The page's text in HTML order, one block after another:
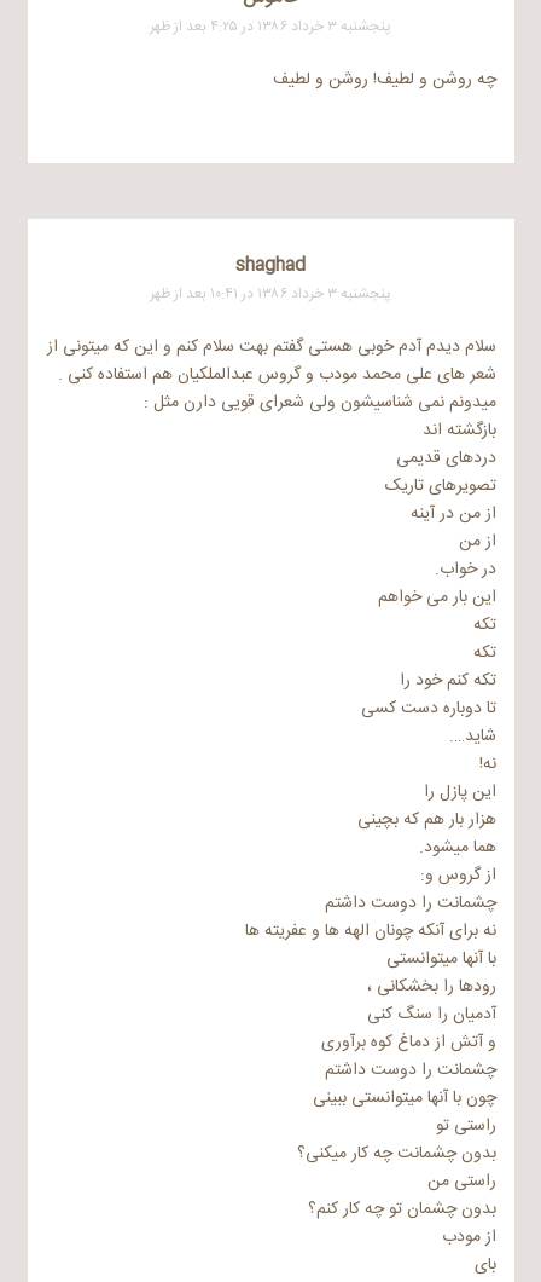
پنجشنبه ۳ خرداد ۱۳۸۶ در ۴:۲۵ بعد از ظهر
چه روشن و لطیف! روشن و لطیف
shaghad
پنجشنبه ۳ خرداد ۱۳۸۶ در ۱۰:۴۱ بعد از ظهر
سلام دیدم آدم خوبی هستی گفتم بهت سلام کنم و این که میتونی از
شعر های علی محمد مودب و گروس عبدالملکیان هم استفاده کنی .
میدونم نمی شناسیشون ولی شعرای قویی دارن مثل :
بازگشته اند
دردهای قدیمی
تصویرهای تاریک
از من در آینه
از من
در خواب.
این بار می خواهم
تکه
تکه
تکه کنم خود را
تا دوباره دست کسی
شاید….
نه!
این پازل را
هزار بار هم که بچینی
هما میشود.
از گروس و:
چشمانت را دوست داشتم
نه برای آنکه چونان الهه ها و عفریته ها
با آنها میتوانستی
رودها را بخشکانی ،
آدمیان را سنگ کنی
و آتش از دماغ کوه برآوری
چشمانت را دوست داشتم
چون با آنها میتوانستی ببینی
راستی تو
بدون چشمانت چه کار میکنی؟
راستی من
بدون چشمان تو چه کار کنم؟
از مودب
بای